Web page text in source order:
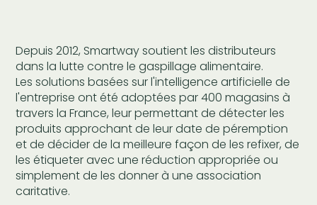
Depuis 2012, Smartway soutient les distributeurs
dans la lutte contre le gaspillage alimentaire.
Les solutions basées sur l'intelligence artificielle de
l'entreprise ont été adoptées par 400 magasins à
travers la France, leur permettant de détecter les
produits approchant de leur date de péremption
et de décider de la meilleure façon de les refixer, de
les étiqueter avec une réduction appropriée ou
simplement de les donner à une association
caritative.